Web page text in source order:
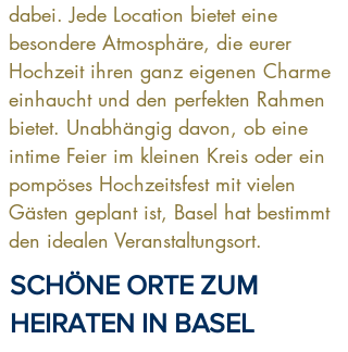
dabei. Jede Location bietet eine
besondere Atmosphäre, die eurer
Hochzeit ihren ganz eigenen Charme
einhaucht und den perfekten Rahmen
bietet. Unabhängig davon, ob eine
intime Feier im kleinen Kreis oder ein
pompöses Hochzeitsfest mit vielen
Gästen geplant ist, Basel hat bestimmt
den idealen Veranstaltungsort.
SCHÖNE ORTE ZUM
HEIRATEN IN BASEL